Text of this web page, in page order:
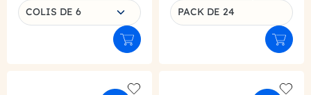
COLIS DE 6
Ajouter au panier
PACK DE 24